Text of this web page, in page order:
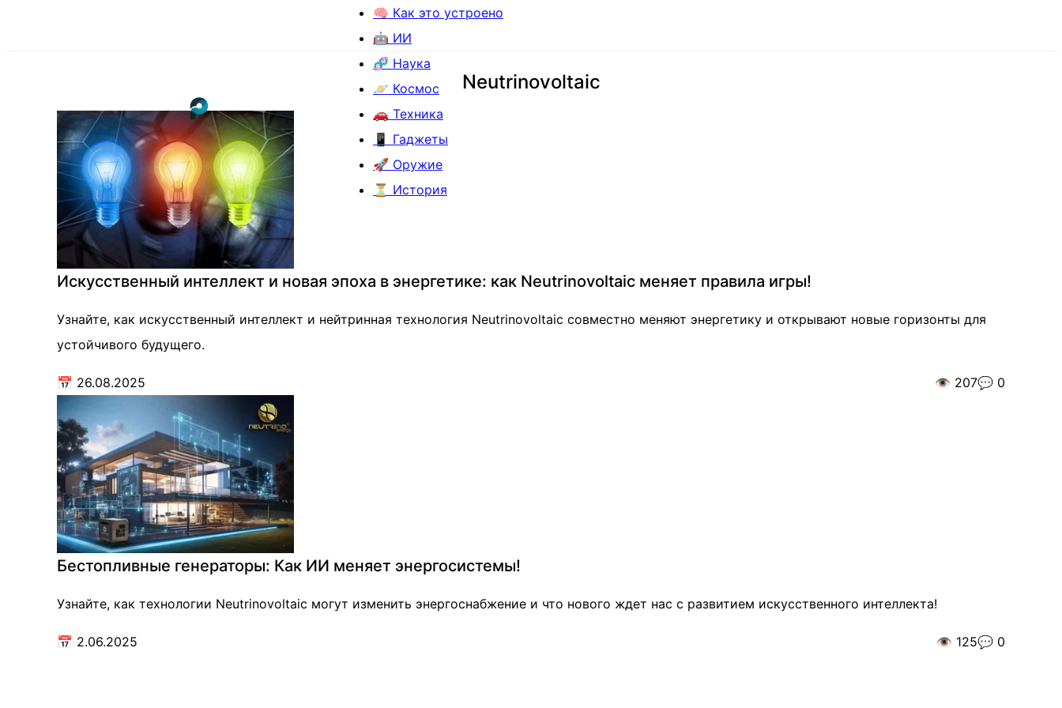
🧠 Как это устроено
🤖 ИИ
🧬 Наука
🪐 Космос
🚗 Техника
📱 Гаджеты
🚀 Оружие
⏳ История
Neutrinovoltaic
Искусственный интеллект и новая эпоха в энергетике: как Neutrinovoltaic меняет правила игры!
Узнайте, как искусственный интеллект и нейтринная технология Neutrinovoltaic совместно меняют энергетику и открывают новые горизонты для
устойчивого будущего.
📅 26.08.2025 👁️ 207💬 0
Бестопливные генераторы: Как ИИ меняет энергосистемы!
Узнайте, как технологии Neutrinovoltaic могут изменить энергоснабжение и что нового ждет нас с развитием искусственного интеллекта!
📅 2.06.2025 👁️ 125💬 0